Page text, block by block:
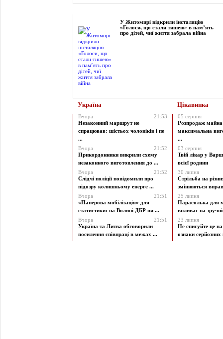
У Житомирі відкрили інсталяцію
«Голоси, що стали тишею» в пам’ять
про дітей, чиї життя забрала війна
Україна Цікавинка
Вчора
21:53
Незаконний маршрут не
спрацював: шістьох чоловіків і пе
...
Вчора
21:52
Прикордонники викрили схему
незаконного виготовлення до ...
Вчора
21:52
Слідчі поліції повідомили про
підозру колишньому енерге ...
Вчора
21:51
«Паперова мобілізація» для
статистики: на Волині ДБР ви ...
Вчора
21:51
Україна та Литва обговорили
посилення співпраці в межах ...
05 серпня
Розпродаж майна
максимальна
...
03 серпня
Твій лікар у
всієї родини
30 липня
Стрільба на
змінюються
25 липня
Парасолька для
впливає на
23 липня
Не списуйте це
ознаки